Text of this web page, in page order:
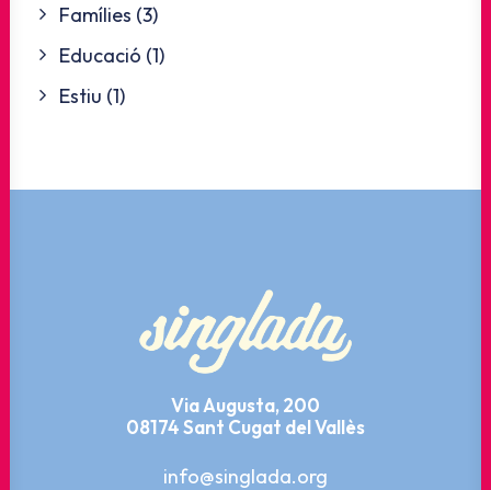
Famílies (3)
Educació (1)
Estiu (1)
Via Augusta, 200
08174 Sant Cugat del Vallès
info@singlada.org